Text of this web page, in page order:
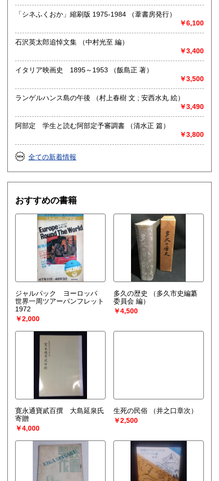
最寄駅：高宮駅 バス停(寺塚、長住二丁目)
営業時間：13:00-18:00
書籍の買取について
はもちろん、昭和レトロなもの歓迎! 雑誌・レコード・戦時
史料・アイドルなどなどまで幅広く買い取ります。
◆大量の本の処分、不動産処分に伴う大量のモノの処分も併
せてご相談下さい。
◆福岡近郊はもちろん、大量の場合は九州一円・山口まで出
向きます。
取り扱い分野
哲学宗教、歴史、社会科学、自然科学、美術工芸、外国文
「シネふくおか」縮刷版 1975-1984 （葦書房発行）
￥6,100
石沢英太郎追悼文集 （中村光至 編）
￥3,400
イタリア映画史 1895～1953 （飯島正 著）
￥3,500
ランゲルハンス島の午後 （村上春樹 文 ; 安西水丸 絵）
￥3,490
阿部定 学生と読む阿部定予審調書 （清水正 篇）
￥3,800
全ての新着情報
おすすめの書籍
ジャルパック ヨーロッパ
世界一周ツアーパンフレット
1972
￥2,000
多久の歴史
（多久市史編纂
委員会 編）
￥4,500
寛永通寶貳百撰 大島延泉氏
寄贈
￥4,000
生死の民俗
（井之口章次）
￥2,500